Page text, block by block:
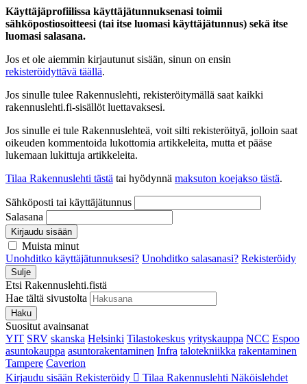
Käyttäjäprofiilissa käyttäjätunnuksenasi toimii
sähköpostiosoitteesi (tai itse luomasi käyttäjätunnus) sekä itse
luomasi salasana.
Jos et ole aiemmin kirjautunut sisään, sinun on ensin
rekisteröidyttävä täällä.
Jos sinulle tulee Rakennuslehti, rekisteröitymällä saat kaikki
rakennuslehti.fi-sisällöt luettavaksesi.
Jos sinulle ei tule Rakennuslehteä, voit silti rekisteröityä, jolloin saat
oikeuden kommentoida lukottomia artikkeleita, mutta et pääse
lukemaan lukittuja artikkeleita.
Tilaa Rakennuslehti tästä tai hyödynnä maksuton koejakso tästä.
Sähköposti tai käyttäjätunnus
Salasana
Kirjaudu sisään
Muista minut
Unohditko käyttäjätunnuksesi? Unohditko salasanasi? Rekisteröidy
Sulje
Etsi Rakennuslehti.fistä
Hae tältä sivustolta
Haku
Suositut avainsanat
YIT SRV skanska Helsinki Tilastokeskus yrityskauppa NCC Espoo
asuntokauppa asuntorakentaminen Infra talotekniikka rakentaminen
Tampere Caverion
Kirjaudu sisään Rekisteröidy Tilaa Rakennuslehti Näköislehdet